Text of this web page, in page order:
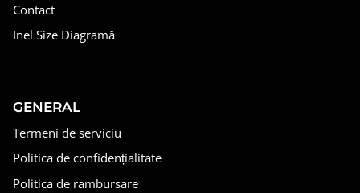
Contact
Inel Size Diagramă
GENERAL
Termeni de serviciu
Politica de confidențialitate
Politica de rambursare